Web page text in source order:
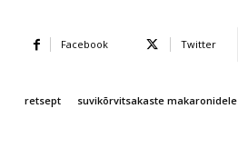
Facebook Twitter
retsept suvikõrvitsakaste makaronidele